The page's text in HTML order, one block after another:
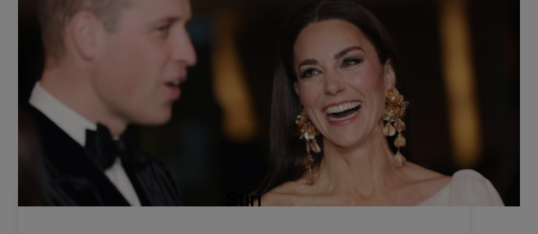
Stiri